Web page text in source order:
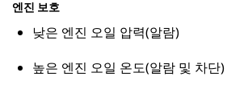
엔진 보호
낮은 엔진 오일 압력(알람)
높은 엔진 오일 온도(알람 및 차단)